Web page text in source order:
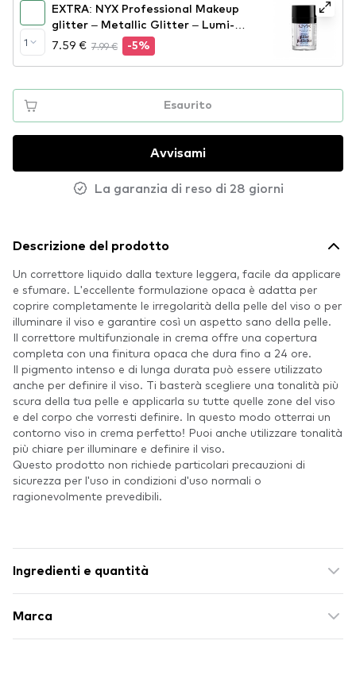
1
EXTRA: NYX Professional Makeup
glitter – Metallic Glitter – Lumi-
Lite (MGLI05)
7.59 € 7.99 € -5%
Esaurito
Avvisami
La garanzia di reso di 28 giorni
Descrizione del prodotto
Un correttore liquido dalla texture leggera, facile da applicare
e sfumare. L'eccellente formulazione opaca è adatta per
coprire completamente le irregolarità della pelle del viso o per
illuminare il viso e garantire così un aspetto sano della pelle.
Il correttore multifunzionale in crema offre una copertura
completa con una finitura opaca che dura fino a 24 ore.
Il pigmento intenso e di lunga durata può essere utilizzato
anche per definire il viso. Ti basterà scegliere una tonalità più
scura della tua pelle e applicarla su tutte quelle zone del viso
e del corpo che vorresti definire. In questo modo otterrai un
contorno viso in crema perfetto! Puoi anche utilizzare tonalità
più chiare per illuminare e definire il viso.
Questo prodotto non richiede particolari precauzioni di
sicurezza per l'uso in condizioni d'uso normali o
ragionevolmente prevedibili.
Ingredienti e quantità
Marca